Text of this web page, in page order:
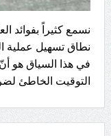
نسمع كثيراً بفوائد
نطاق تسهيل عملية
في هذا السياق هو
التوقيت الخاطئ